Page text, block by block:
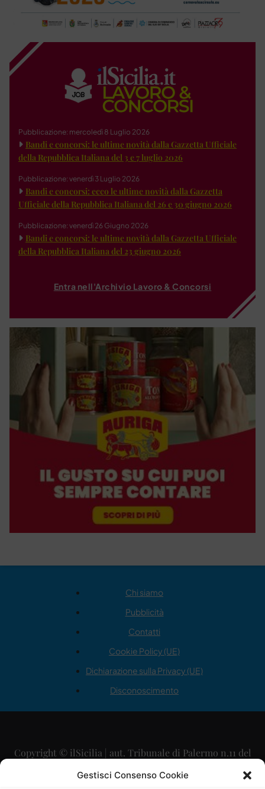
Gestisci Consenso Cookie
Pubblicazione: mercoledì 8 Luglio 2026
Bandi e concorsi: le ultime novità dalla Gazzetta Ufficiale
della Repubblica Italiana del 3 e 7 luglio 2026
Pubblicazione: venerdì 3 Luglio 2026
Bandi e concorsi: ecco le ultime novità dalla Gazzetta
Ufficiale della Repubblica Italiana del 26 e 30 giugno 2026
Pubblicazione: venerdì 26 Giugno 2026
Bandi e concorsi: le ultime novità dalla Gazzetta Ufficiale
della Repubblica Italiana del 23 giugno 2026
Entra nell'Archivio Lavoro & Concorsi
Chi siamo
Pubblicità
Contatti
Cookie Policy (UE)
Dichiarazione sulla Privacy (UE)
Disconoscimento
Copyright © ilSicilia | aut. Tribunale di Palermo n.11 del
29/09/2015